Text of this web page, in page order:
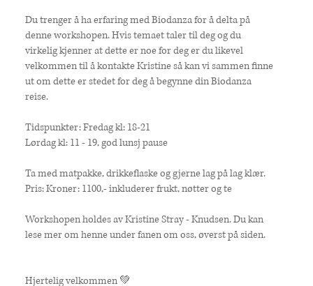
Du trenger å ha erfaring med Biodanza for å delta på
denne workshopen. Hvis temaet taler til deg og du
virkelig kjenner at dette er noe for deg er du likevel
velkommen til å kontakte Kristine så kan vi sammen finne
ut om dette er stedet for deg å begynne din Biodanza
reise.
Tidspunkter: Fredag kl: 18-21
Lørdag kl: 11 - 19, god lunsj pause
Ta med matpakke, drikkeflaske og gjerne lag på lag klær.
Pris: Kroner: 1100,- inkluderer frukt, nøtter og te
Workshopen holdes av Kristine Stray - Knudsen. Du kan
lese mer om henne under fanen om oss, øverst på siden.
Hjertelig velkommen 💚